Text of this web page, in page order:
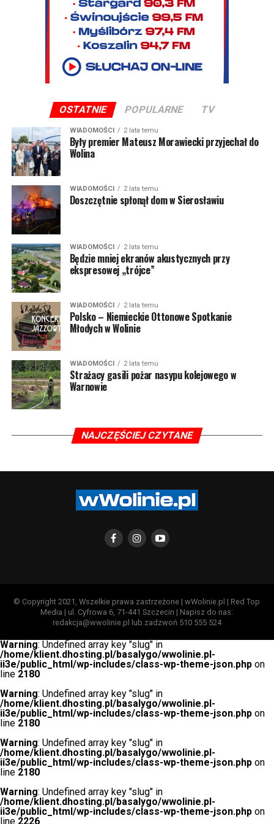
OSTATNIE POPULARNE TV
WIADOMOŚCI 2 lata temu
Były premier Mateusz Morawiecki przyjechał do
Wolina
WIADOMOŚCI 2 lata temu
Doszczętnie spłonął dom w Sierosławiu
WIADOMOŚCI 2 lata temu
Będzie mniej ekranów akustycznych przy
ekspresowej „trójce”
WIADOMOŚCI 2 lata temu
Polsko – Niemieckie Ottonowe Spotkanie
Młodych w Wolinie
WIADOMOŚCI 2 lata temu
Strażacy gasili pożar nasypu kolejowego w
Warnowie
NAJCZĘŚCIEJ CZYTANE
© Copyright 2021, Wszelkie prawa zastrzeżone | wWolinie.pl | Red Top
Media | ul. Cyfrowa 6, 71-441 Szczecin | Napisz do nas:
redakcja@wwolinie.pl lub zadzwoń 510 555 524
Warning: Undefined array key "slug" in
/home/klient.dhosting.pl/basalygo/wwolinie.pl-
ii3e/public_html/wp-includes/class-wp-theme-json.php on
line 2180
Warning: Undefined array key "slug" in
/home/klient.dhosting.pl/basalygo/wwolinie.pl-
ii3e/public_html/wp-includes/class-wp-theme-json.php on
line 2180
Warning: Undefined array key "slug" in
/home/klient.dhosting.pl/basalygo/wwolinie.pl-
ii3e/public_html/wp-includes/class-wp-theme-json.php on
line 2180
Warning: Undefined array key "slug" in
/home/klient.dhosting.pl/basalygo/wwolinie.pl-
ii3e/public_html/wp-includes/class-wp-theme-json.php on
line 2226